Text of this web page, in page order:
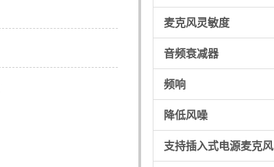
麦克风灵敏度
音频衰减器
频响
降低风噪
支持插入式电源麦克风